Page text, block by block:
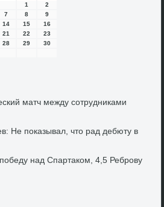
1
2
7 8
9
14 15
16
21 22
23
28 29
30
матч между сотрудниками
Не показывал, что рад дебюту в
над Спартаком, 4,5 Реброву